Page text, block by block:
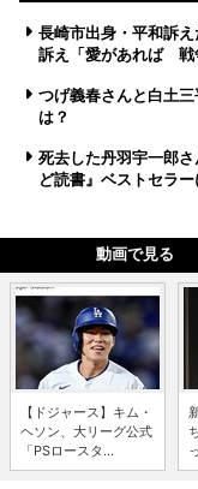
長崎市出身・平和訴
訴え「愛があれば 戦
つげ義春さんと白土
は？
死去した丹羽宇一郎
ど読書』ベストセラー
動画で見る
【ドジャース】キム・
ヘソン、大リーグ公式
「PSロースタ...